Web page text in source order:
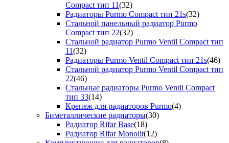
Compact тип 11(32)
Радиаторы Purmo Compact тип 21s(32)
Стальной панельный радиатор Purmo
Compact тип 22(32)
Стальной радиатор Purmo Ventil Compact тип
11(32)
Радиаторы Purmo Ventil Compact тип 21s(46)
Стальной радиатор Purmo Ventil Compact тип
22(46)
Стальные радиаторы Purmo Ventil Compact
тип 33(14)
Крепеж для радиаторов Purmo(4)
Биметаллические радиаторы(30)
Радиатор Rifar Base(18)
Радиатор Rifar Monolit(12)